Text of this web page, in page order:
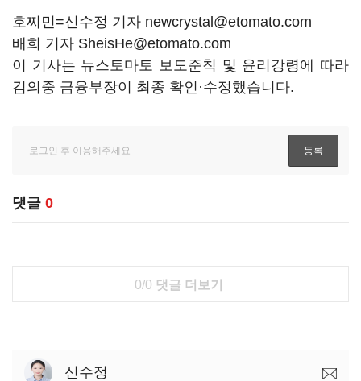
호찌민=신수정 기자 newcrystal@etomato.com
배희 기자 SheisHe@etomato.com
이 기사는 뉴스토마토 보도준칙 및 윤리강령에 따라
김의중 금융부장이 최종 확인·수정했습니다.
댓글 0
0/0 댓글 더보기
신수정